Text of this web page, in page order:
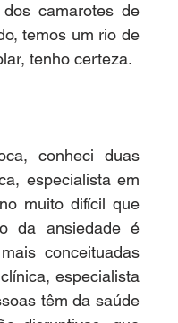
camarotes de
temos um rio de
tenho certeza.
conheci duas
especialista em
muito difícil que
da ansiedade é
conceituadas
especialista
têm da saúde